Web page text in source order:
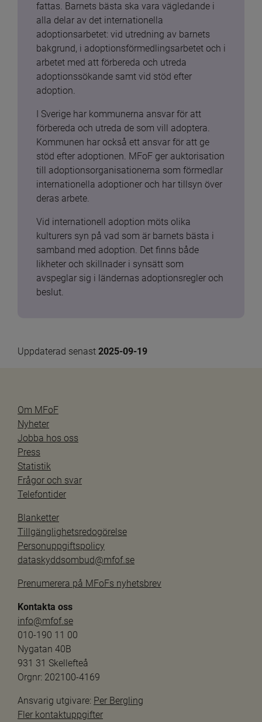
fattas. Barnets bästa ska vara vägledande i
alla delar av det internationella
adoptionsarbetet: vid utredning av barnets
bakgrund, i adoptionsförmedlingsarbetet och i
arbetet med att förbereda och utreda
adoptionssökande samt vid stöd efter
adoption.
I Sverige har kommunerna ansvar för att
förbereda och utreda de som vill adoptera.
Kommunen har också ett ansvar för att ge
stöd efter adoptionen. MFoF ger auktorisation
till adoptionsorganisationerna som förmedlar
internationella adoptioner och har tillsyn över
deras arbete.
Vid internationell adoption möts olika
kulturers syn på vad som är barnets bästa i
samband med adoption. Det finns både
likheter och skillnader i synsätt som
avspeglar sig i ländernas adoptionsregler och
beslut.
Uppdaterad senast 2025-09-19
Om MFoF
Nyheter
Jobba hos oss
Press
Statistik
Frågor och svar
Telefontider
Blanketter
Tillgänglighetsredogörelse
Personuppgiftspolicy
dataskyddsombud@mfof.se
Prenumerera på MFoFs nyhetsbrev
Kontakta oss
info@mfof.se
010-190 11 00
Nygatan 40B
931 31 Skellefteå
Orgnr: 202100-4169
Ansvarig utgivare: Per Bergling
Fler kontaktuppgifter